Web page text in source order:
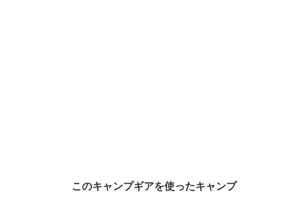
このキャンプギアを使ったキャンプ